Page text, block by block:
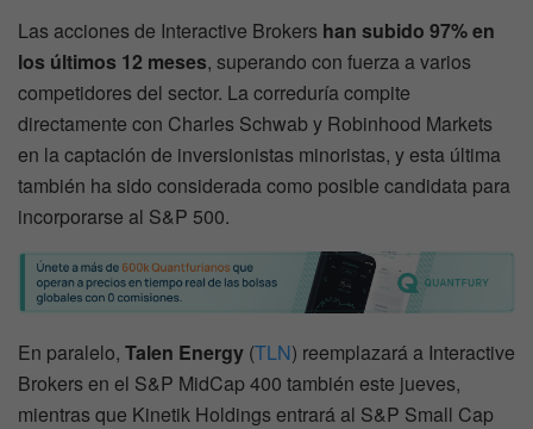
Las acciones de Interactive Brokers han subido 97% en
los últimos 12 meses, superando con fuerza a varios
competidores del sector. La correduría compite
directamente con Charles Schwab y Robinhood Markets
en la captación de inversionistas minoristas, y esta última
también ha sido considerada como posible candidata para
incorporarse al S&P 500.
En paralelo, Talen Energy (TLN) reemplazará a Interactive
Brokers en el S&P MidCap 400 también este jueves,
mientras que Kinetik Holdings entrará al S&P Small Cap